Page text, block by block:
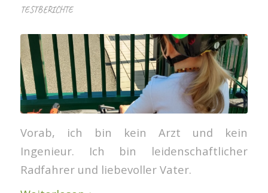
TESTBERICHTE
Vorab, ich bin kein Arzt und kein
Ingenieur. Ich bin leidenschaftlicher
Radfahrer und liebevoller Vater.